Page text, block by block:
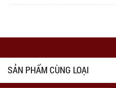
SẢN PHẨM CÙNG LOẠI